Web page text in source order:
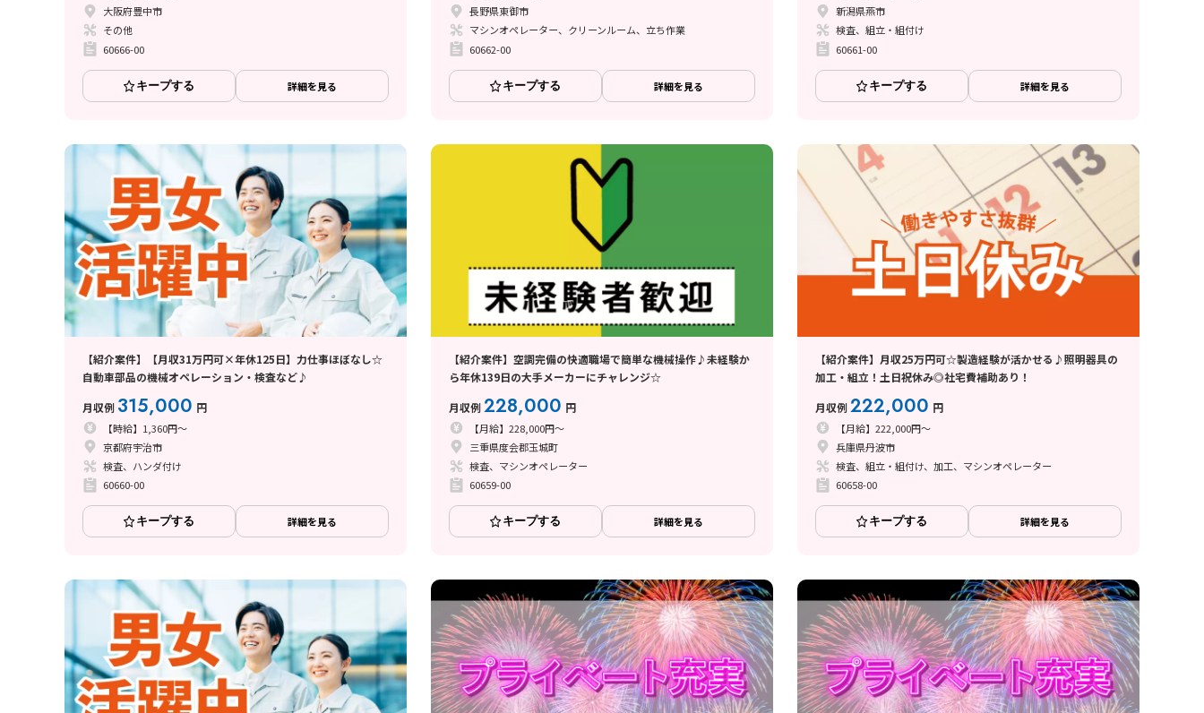
大阪府豊中市
その他
60666-00
キープする 詳細を見る
長野県東御市
マシンオペレーター、クリーンルーム、立ち作業
60662-00
キープする 詳細を見る
新潟県燕市
検査、組立・組付け
60661-00
キープする 詳細を見る
【紹介案件】【月収31万円可×年休125日】力仕事ほぼなし☆
自動車部品の機械オペレーション・検査など♪
月収例 315,000 円
【時給】1,360円～
京都府宇治市
検査、ハンダ付け
60660-00
キープする 詳細を見る
【紹介案件】空調完備の快適職場で簡単な機械操作♪未経験か
ら年休139日の大手メーカーにチャレンジ☆
月収例228,000 円
【月給】228,000円～
三重県度会郡玉城町
検査、マシンオペレーター
60659-00
キープする 詳細を見る
【紹介案件】月収25万円可☆製造経験が活かせる♪照明器具の
加工・組立！土日祝休み◎社宅費補助あり！
月収例222,000 円
【月給】222,000円～
兵庫県丹波市
検査、組立・組付け、加工、マシンオペレーター
60658-00
キープする 詳細を見る